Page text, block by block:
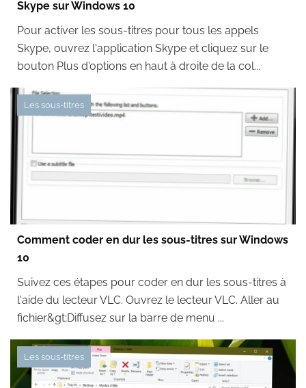
Skype sur Windows 10
Pour activer les sous-titres pour tous les appels
Skype, ouvrez l'application Skype et cliquez sur le
bouton Plus d'options en haut à droite de la col...
Les sous-titres
Comment coder en dur les sous-titres sur Windows
10
Suivez ces étapes pour coder en dur les sous-titres à
l'aide du lecteur VLC. Ouvrez le lecteur VLC. Aller au
fichier&gt;Diffusez sur la barre de menu ...
Les sous-titres